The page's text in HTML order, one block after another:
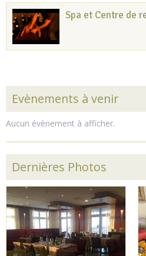
Spa et Centre de
Evènements à venir
Aucun évènement à afficher.
Dernières Photos